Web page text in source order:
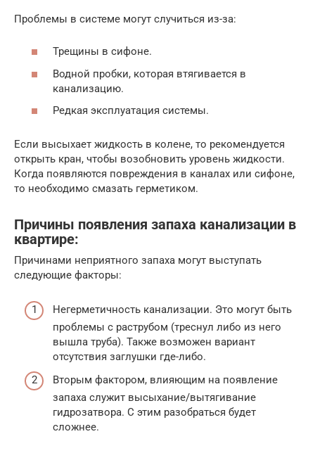
Проблемы в системе могут случиться из-за:
Трещины в сифоне.
Водной пробки, которая втягивается в
канализацию.
Редкая эксплуатация системы.
Если высыхает жидкость в колене, то рекомендуется
открыть кран, чтобы возобновить уровень жидкости.
Когда появляются повреждения в каналах или сифоне,
то необходимо смазать герметиком.
Причины появления запаха канализации в
квартире:
Причинами неприятного запаха могут выступать
следующие факторы:
Негерметичность канализации. Это могут быть
проблемы с раструбом (треснул либо из него
вышла труба). Также возможен вариант
отсутствия заглушки где-либо.
Вторым фактором, влияющим на появление
запаха служит высыхание/вытягивание
гидрозатвора. С этим разобраться будет
сложнее.